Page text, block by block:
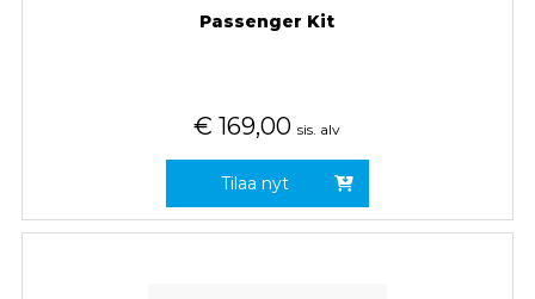
Passenger Kit
€ 169,00 sis. alv
Tilaa nyt